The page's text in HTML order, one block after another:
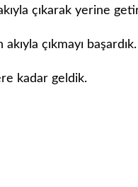
çıkarak yerine
çıkmayı başardık.
kadar geldik.